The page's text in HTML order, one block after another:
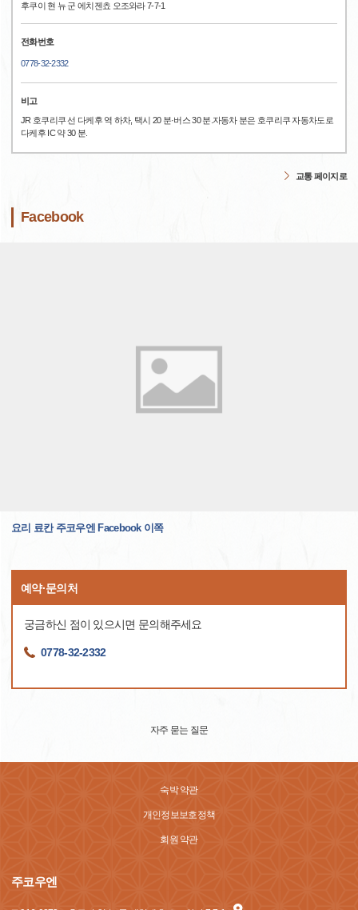
후쿠이 현 뉴 군 에치젠쵸 오조와라 7-7-1
전화번호
0778-32-2332
비고
JR 호쿠리쿠 선 다케후 역 하차, 택시 20 분·버스 30 분.자동차 분은 호쿠리쿠 자동차도로
다케후 IC 약 30 분.
교통 페이지로
Facebook
요리 료칸 주코우엔 Facebook 이쪽
예약·문의처
궁금하신 점이 있으시면 문의해주세요
0778-32-2332
자주 묻는 질문
숙박 약관
개인정보보호정책
회원 약관
주코우엔